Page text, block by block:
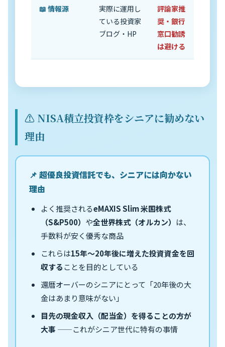
📖 情報源
実際に運用し
ている投資家
ブログ・HP
評論家推
奨・銀行
窓口勧誘
は避ける
⚠️ NISA積立投資枠をシニアに勧めない
理由
📌 超優良投資信託でも、シニアには向かない
理由
よく推奨されるeMAXIS Slim 米国株式
（S&P500） や全世界株式（オルカン） は、
手数料が安く優秀な商品
これらは15年〜20年後に増えた投資資金を回
収することを目的としている
還暦オーバーのシニアにとって「20年後の大
金はあまり意味がない」
目先の現金収入（配当金）を得ることの方が
大事 ——これがシニア世代に特有の事情